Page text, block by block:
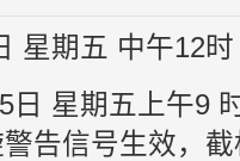
星期五 中午12
日 星期五上午9
告信号生效，